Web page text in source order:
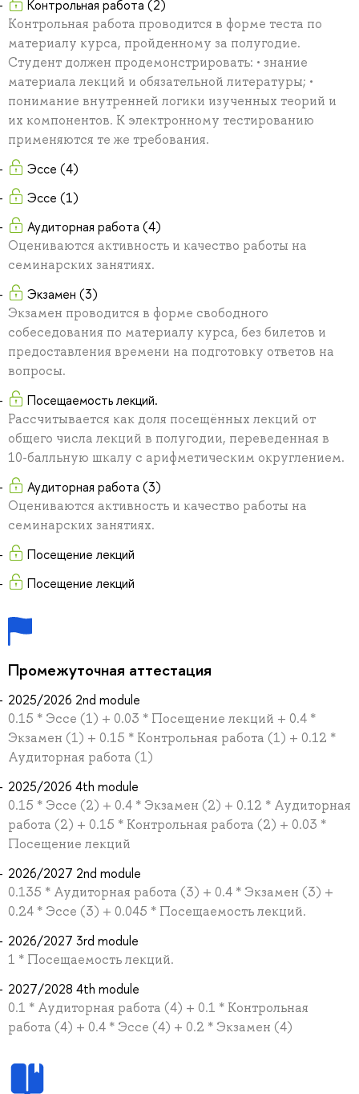
Контрольная работа (2)
Контрольная работа проводится в форме теста по
материалу курса, пройденному за полугодие.
Студент должен продемонстрировать: • знание
материала лекций и обязательной литературы; •
понимание внутренней логики изученных теорий и
их компонентов. К электронному тестированию
применяются те же требования.
Эссе (4)
Эссе (1)
Аудиторная работа (4)
Оцениваются активность и качество работы на
семинарских занятиях.
Экзамен (3)
Экзамен проводится в форме свободного
собеседования по материалу курса, без билетов и
предоставления времени на подготовку ответов на
вопросы.
Посещаемость лекций.
Рассчитывается как доля посещённых лекций от
общего числа лекций в полугодии, переведенная в
10-балльную шкалу с арифметическим округлением.
Аудиторная работа (3)
Оцениваются активность и качество работы на
семинарских занятиях.
Посещение лекций
Посещение лекций
Промежуточная аттестация
2025/2026 2nd module
0.15 * Эссе (1) + 0.03 * Посещение лекций + 0.4 *
Экзамен (1) + 0.15 * Контрольная работа (1) + 0.12 *
Аудиторная работа (1)
2025/2026 4th module
0.15 * Эссе (2) + 0.4 * Экзамен (2) + 0.12 * Аудиторная
работа (2) + 0.15 * Контрольная работа (2) + 0.03 *
Посещение лекций
2026/2027 2nd module
0.135 * Аудиторная работа (3) + 0.4 * Экзамен (3) +
0.24 * Эссе (3) + 0.045 * Посещаемость лекций.
2026/2027 3rd module
1 * Посещаемость лекций.
2027/2028 4th module
0.1 * Аудиторная работа (4) + 0.1 * Контрольная
работа (4) + 0.4 * Эссе (4) + 0.2 * Экзамен (4)